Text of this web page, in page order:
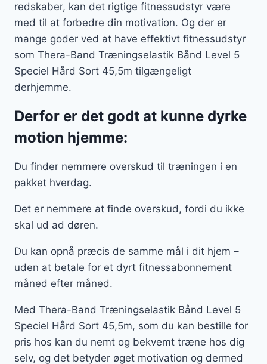
redskaber, kan det rigtige fitnessudstyr være
med til at forbedre din motivation. Og der er
mange goder ved at have effektivt fitnessudstyr
som Thera-Band Træningselastik Bånd Level 5
Speciel Hård Sort 45,5m tilgængeligt
derhjemme.
Derfor er det godt at kunne dyrke
motion hjemme:
Du finder nemmere overskud til træningen i en
pakket hverdag.
Det er nemmere at finde overskud, fordi du ikke
skal ud ad døren.
Du kan opnå præcis de samme mål i dit hjem –
uden at betale for et dyrt fitnessabonnement
måned efter måned.
Med Thera-Band Træningselastik Bånd Level 5
Speciel Hård Sort 45,5m, som du kan bestille for
pris hos kan du nemt og bekvemt træne hos dig
selv, og det betyder øget motivation og dermed